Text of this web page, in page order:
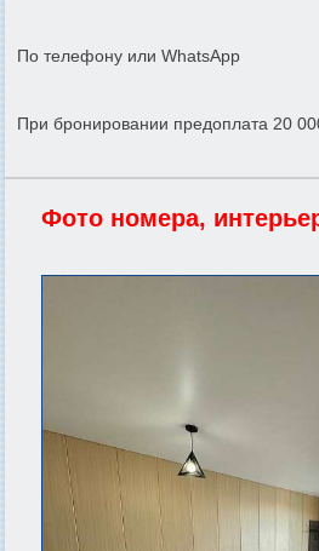
По телефону или WhatsApp
При бронировании предоплата 20
Фото номера,